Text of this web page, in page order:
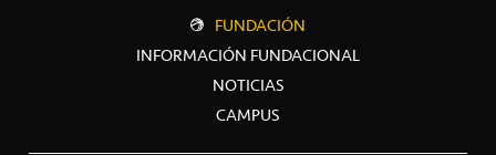
FUNDACIÓN
INFORMACIÓN FUNDACIONAL
NOTICIAS
CAMPUS